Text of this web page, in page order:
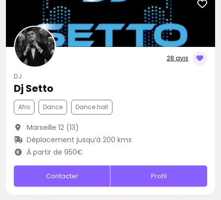
28 avis
DJ
Dj Setto
Afro Dance Dance hall
Marseille 12 (13)
Déplacement jusqu’à 200 kms
À partir de 950€
Contacter Profil